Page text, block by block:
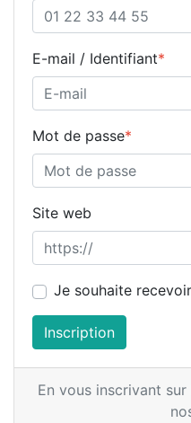
E-mail / Identifiant*
Mot de passe*
Site web
Je souhaite
Inscription
En vous inscrivant sur